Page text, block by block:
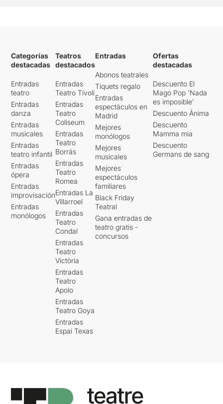
Categorías
destacadas
Entradas
teatro
Entradas
danza
Entradas
musicales
Entradas
teatro infantil
Entradas
ópera
Entradas
improvisación
Entradas
monólogos
Teatros
destacados
Entradas
Teatro Tívoli
Entradas
Teatro
Coliseum
Entradas
Teatro
Borrás
Entradas
Teatro
Romea
Entradas La
Villarroel
Entradas
Teatro
Condal
Entradas
Teatro
Victòria
Entradas
Teatro
Apolo
Entradas
Teatro Goya
Entradas
Espai Texas
Entradas
Abonos teatrales
Tiquets regalo
Entradas
espectáculos en
Madrid
Mejores
monólogos
Mejores
musicales
Mejores
espectáculos
familiares
Black Friday
Teatral
Gana entradas de
teatro gratis -
concursos
Ofertas
destacadas
Descuento El
Mago Pop 'Nada
es imposible'
Descuento Ànima
Descuento
Mamma mia
Descuento
Germans de sang